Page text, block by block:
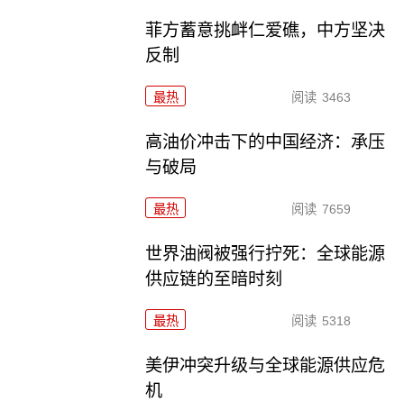
菲方蓄意挑衅仁爱礁，中方坚决
反制
最热 阅读 3463
高油价冲击下的中国经济：承压
与破局
最热 阅读 7659
世界油阀被强行拧死：全球能源
供应链的至暗时刻
最热 阅读 5318
美伊冲突升级与全球能源供应危
机